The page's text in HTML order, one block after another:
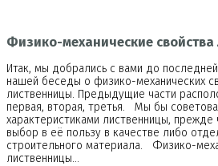
Физико-механические
Итак, мы добрались с вами до
нашей беседы о физико-механических
лиственницы. Предыдущие части
первая, вторая, третья. Мы бы
характеристиками лиственницы,
выбор в её пользу в качестве либо
строительного материала. Физико-
лиственницы…